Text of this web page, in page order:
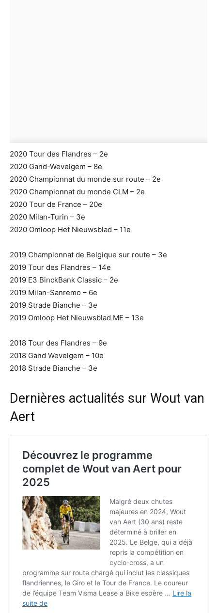
2020 Tour des Flandres – 2e
2020 Gand-Wevelgem – 8e
2020 Championnat du monde sur route – 2e
2020 Championnat du monde CLM – 2e
2020 Tour de France – 20e
2020 Milan-Turin – 3e
2020 Omloop Het Nieuwsblad – 11e
2019 Championnat de Belgique sur route – 3e
2019 Tour des Flandres – 14e
2019 E3 BinckBank Classic – 2e
2019 Milan-Sanremo – 6e
2019 Strade Bianche – 3e
2019 Omloop Het Nieuwsblad ME – 13e
2018 Tour des Flandres – 9e
2018 Gand Wevelgem – 10e
2018 Strade Bianche – 3e
Dernières actualités sur Wout van
Aert